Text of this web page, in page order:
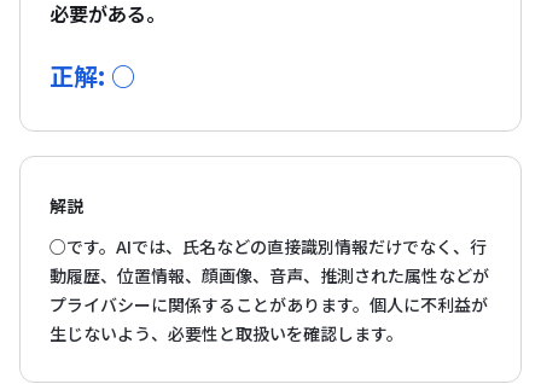
必要がある。
正解: ○
解説
○です。AIでは、氏名などの直接識別情報だけでなく、行
動履歴、位置情報、顔画像、音声、推測された属性などが
プライバシーに関係することがあります。個人に不利益が
生じないよう、必要性と取扱いを確認します。